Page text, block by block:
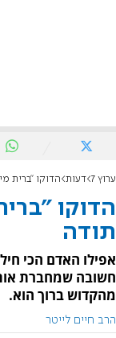
ערוץ 7 דעות הדוקו "ברית
הדוקו
תודה
אפילו האדם הכי
חשובה שמחברת
מהקדוש ברוך הוא.
הרב חיים לייטר